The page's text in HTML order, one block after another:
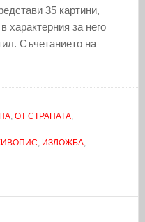
35 картини,
характерния за него
Съчетанието на
, ОТ СТРАНАТА,
, ИЗЛОЖБА,